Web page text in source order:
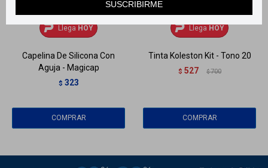
SUSCRIBIRME
Llega HOY
Capelina De Silicona Con
Aguja - Magicap
$ 323
Llega HOY
Tinta Koleston Kit - Tono 20
$ 527 $ 700